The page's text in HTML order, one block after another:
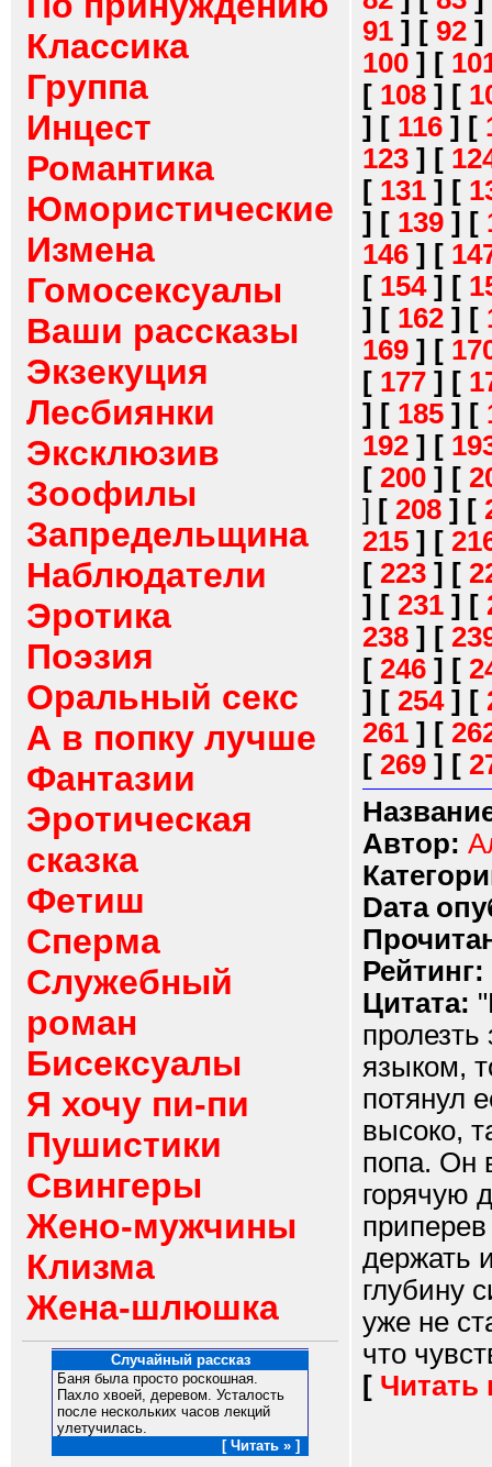
Классика
Группа
Инцест
Романтика
Юмористические
Измена
Гомосексуалы
Ваши рассказы
Экзекуция
Лесбиянки
Эксклюзив
Зоофилы
Запредельщина
Наблюдатели
Эротика
Поэзия
Оральный секс
А в попку лучше
Фантазии
Эротическая
сказка
Фетиш
Сперма
Служебный
роман
Бисексуалы
Я хочу пи-пи
Пушистики
Свингеры
Жено-мужчины
Клизма
Жена-шлюшка
Случайный рассказ
Баня была просто роскошная.
Пахло хвоей, деревом. Усталость
после нескольких часов лекций
улетучилась.
[ Читать » ]
91 ] [ 92 ]
100 ] [
[ 108 ] [
] [ 116 ] [
123 ] [
[ 131 ] [
] [ 139 ] [
146 ] [
[ 154] [
] [ 162 ] [
169 ] [
[ 177 ] [
] [ 185 ] [
192 ] [
[ 200 ] [
] [ 208 ] [
215 ] [
[ 223 ] [
] [ 231 ] [
238 ] [
[ 246 ] [
] [ 254] [
261 ] [
[ 269 ] [
Автор:
Dата
Рейтинг:
Цитата:
языком,
потянул
высоко,
попа. Он
горячую
держать
глубину
уже не
что
[ Читать